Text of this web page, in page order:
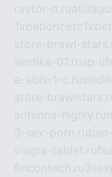
raytor-d.ru
store-brawl-
sindika-01.rusp-
e-abis-1-c.ru
store-
antenna-highly.ru
3-sex-porn.ru
viagra-tablet.ru
fincontech.ru